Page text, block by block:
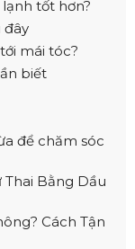
tốt hơn?
đây
mái tóc?
biết
để chăm sóc
Bằng Dầu
Cách Tận